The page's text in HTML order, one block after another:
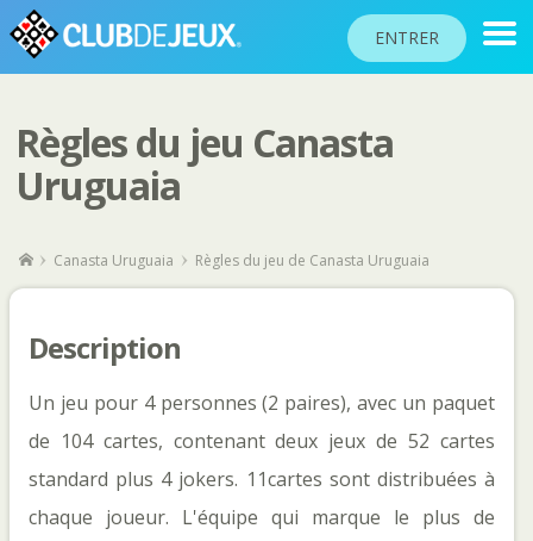
ENTRER
CLASSEMENTS
TOURNOIS
COMMUNAUTÉ
AIDE
PASSEPORT
JOUER
Langue du site
Règles du jeu Canasta
Uruguaia
Canasta Uruguaia Règles du jeu de Canasta Uruguaia
Description
Un jeu pour 4 personnes (2 paires), avec un paquet
de 104 cartes, contenant deux jeux de 52 cartes
standard plus 4 jokers. 11cartes sont distribuées à
chaque joueur. L'équipe qui marque le plus de